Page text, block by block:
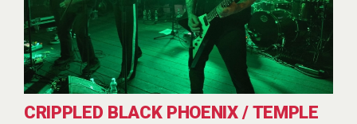
CRIPPLED BLACK PHOENIX / TEMPLE